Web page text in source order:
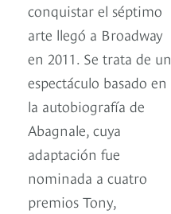
conquistar el séptimo
arte llegó a Broadway
en 2011. Se trata de un
espectáculo basado en
la autobiografía de
Abagnale, cuya
adaptación fue
nominada a cuatro
premios Tony,